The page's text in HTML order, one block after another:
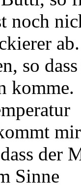
noch
so
komme.
der
Sinne